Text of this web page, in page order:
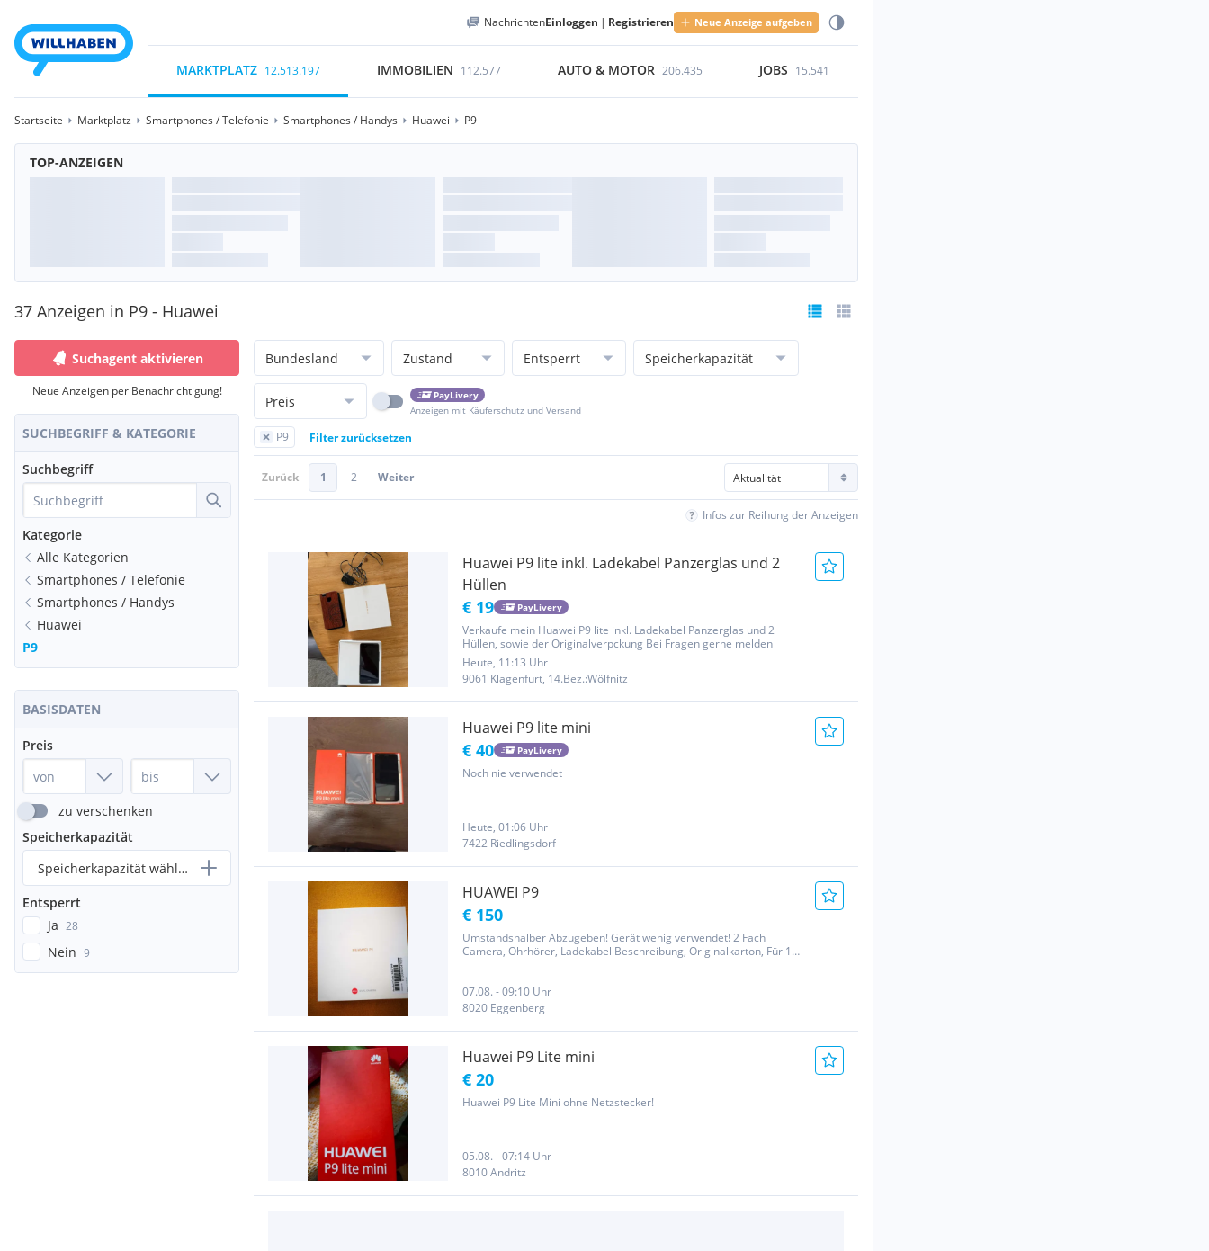
NachrichtenEinloggen | Registrieren Neue Anzeige aufgeben
MARKTPLATZ 12.513.197 IMMOBILIEN 112.577 AUTO & MOTOR 206.435 JOBS 15.541
Startseite Marktplatz Smartphones / Telefonie Smartphones / Handys Huawei P9
TOP-ANZEIGEN
37 Anzeigen in P9 - Huawei
Suchagent aktivieren
Neue Anzeigen per Benachrichtigung!
SUCHBEGRIFF & KATEGORIE
Suchbegriff
Kategorie
Alle Kategorien
Smartphones / Telefonie
Smartphones / Handys
Huawei
P9
BASISDATEN
Preis
zu verschenken
Speicherkapazität
Speicherkapazität wählen...
Entsperrt
Ja 28
Nein 9
Bundesland Zustand Entsperrt Speicherkapazität
Preis
PayLivery
Anzeigen mit Käuferschutz und Versand
P9 Filter zurücksetzen
Zurück 1 2 Weiter
Infos zur Reihung der Anzeigen
Huawei P9 lite inkl. Ladekabel Panzerglas und 2
Hüllen
€ 19 PayLivery
Verkaufe mein Huawei P9 lite inkl. Ladekabel Panzerglas und 2
Hüllen, sowie der Originalverpckung Bei Fragen gerne melden
Heute, 11:13 Uhr
9061 Klagenfurt, 14.Bez.:Wölfnitz
Huawei P9 lite mini
€ 40 PayLivery
Noch nie verwendet
Heute, 01:06 Uhr
7422 Riedlingsdorf
HUAWEI P9
€ 150
Umstandshalber Abzugeben! Gerät wenig verwendet! 2 Fach
Camera, Ohrhörer, Ladekabel Beschreibung, Originalkarton, Für 1
erfolgt nach bestem...
07.08. - 09:10 Uhr
8020 Eggenberg
Huawei P9 Lite mini
€ 20
Huawei P9 Lite Mini ohne Netzstecker!
05.08. - 07:14 Uhr
8010 Andritz